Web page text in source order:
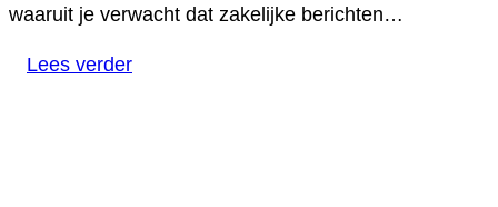
waaruit je verwacht dat zakelijke berichten…
Lees verder